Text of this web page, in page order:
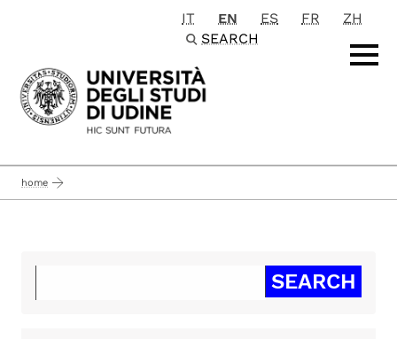
Passa al contenuto principale
IT EN ES FR
ZH
SEARCH
home